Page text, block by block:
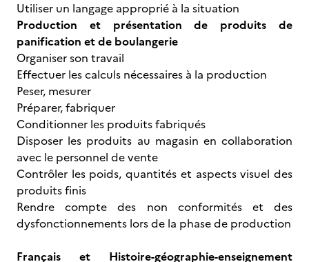
Utiliser un langage approprié à la situation
Production et présentation de produits de
panification et de boulangerie
Organiser son travail
Effectuer les calculs nécessaires à la production
Peser, mesurer
Préparer, fabriquer
Conditionner les produits fabriqués
Disposer les produits au magasin en collaboration
avec le personnel de vente
Contrôler les poids, quantités et aspects visuel des
produits finis
Rendre compte des non conformités et des
dysfonctionnements lors de la phase de production
Français et Histoire-géographie-enseignement